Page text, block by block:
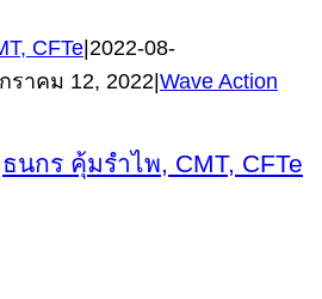
CFTe|2022-08-
ราคม 12, 2022|Wave Action
ธนกร คุ้มรำไพ, CMT, CFTe